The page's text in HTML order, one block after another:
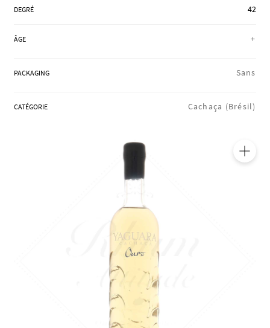
RÉGIONS
BOUTIQUE LOIRET
DEGRÉ 42
ÂGE +
PACKAGING Sans
CATÉGORIE Cachaça (Brésil)